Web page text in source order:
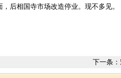
后相国寺市场改造停业。现不多见。
下一条：